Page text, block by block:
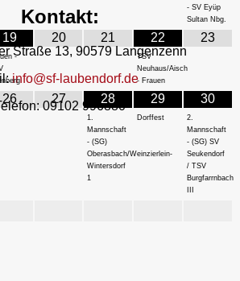
- SV Eyüp
Sultan Nbg.
19
-
20 21 22
TSV
Neuhaus/Aisch
- Frauen
23
26 27 28
1.
Mannschaft
- (SG)
Oberasbach/Weinzierlein-
Wintersdorf
1
29
Dorffest
30
2.
Mannschaft
- (SG) SV
Seukendorf
/ TSV
Burgfarrnbach
Kontakt:
Straße 13, 90579 Langenzenn
info@sf-laubendorf.de
09102 996880